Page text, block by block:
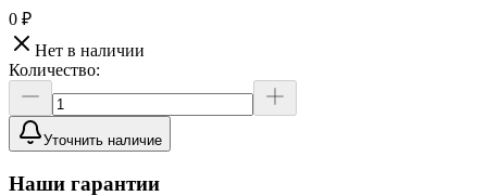
0 ₽
Нет в наличии
Количество:
Уточнить наличие
Наши гарантии